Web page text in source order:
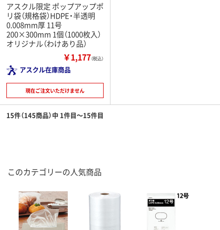
アスクル限定 ポップアップポ
リ袋（規格袋）HDPE・半透明
0.008mm厚 11号
200×300mm 1個（1000枚入）
オリジナル（わけあり品）
￥1,177（税込）
アスクル在庫商品
現在ご注文いただけません
15件（145商品）中 1件目～15件目
このカテゴリーの人気商品